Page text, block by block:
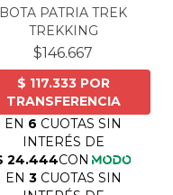
BOTA PATRIA TREK
TREKKING
$146.667